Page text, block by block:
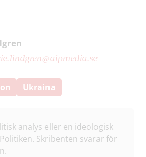
Ukraina
analys eller en ideologisk
Skribenten svarar för